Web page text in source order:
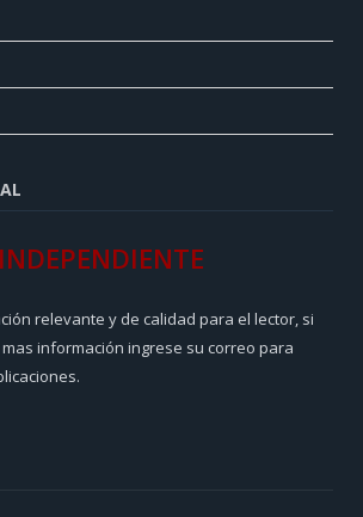
INDEPENDIENTE
relevante y de calidad para el lector, si
información ingrese su correo para